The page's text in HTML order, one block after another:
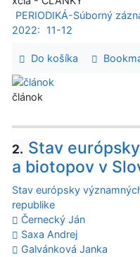
PERIODIKÁ-Súborný
2022:
11-12
Do košíka
článok
2. Stav
a biotopov v
Stav európsky
republike
Černecký Ján
Saxa Andrej
Galvánková Janka